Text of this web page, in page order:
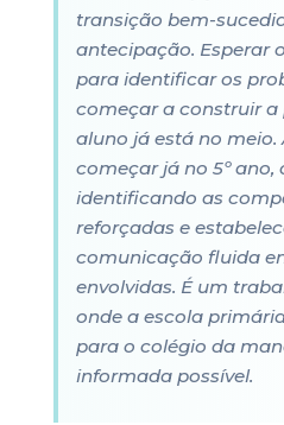
transição bem-
antecipação. Esperar
para identificar os
começar a construir
aluno já está no meio.
começar já no 5º ano,
identificando as
reforçadas e
comunicação fluida
envolvidas. É um
onde a escola
para o colégio da
informada possível.